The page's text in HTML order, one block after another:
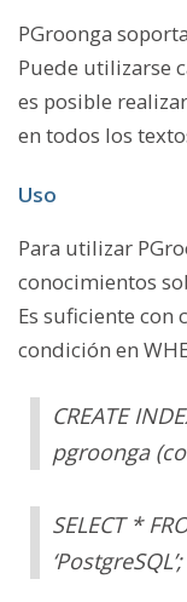
PGroonga
Puede utilizarse
es posible
en todos los
Uso
Para utilizar
conocimientos
Es suficiente con
condición en
CREATE
pgroonga
SELECT *
‘PostgreSQL’;